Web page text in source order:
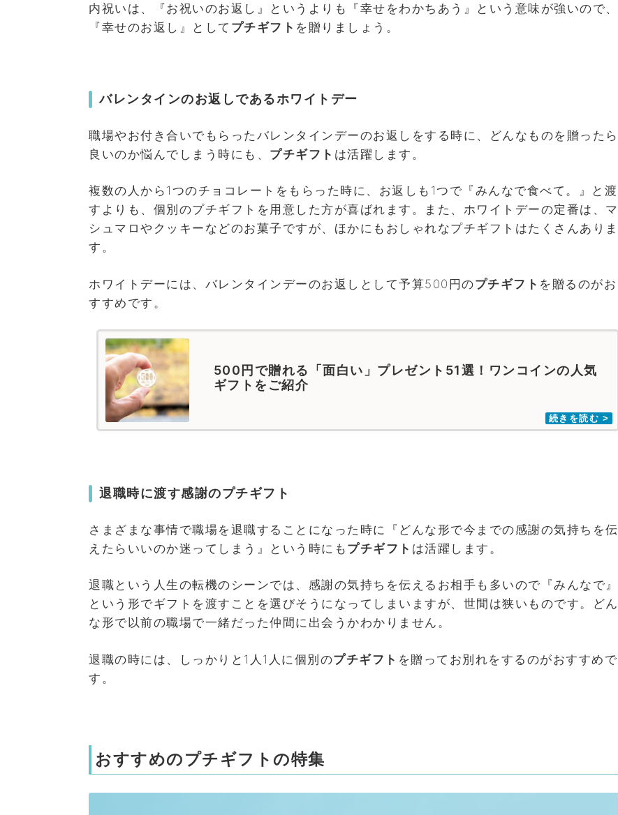
内祝いは、『お祝いのお返し』というよりも『幸せをわかちあう』という意味が強いので、
『幸せのお返し』として プチギフト を贈りましょう。
バレンタインのお返しであるホワイトデー
職場やお付き合いでもらったバレンタインデーのお返しをする時に、どんなものを贈ったら
良いのか悩んでしまう時にも、 プチギフト は活躍します。
複数の人から1つのチョコレートをもらった時に、お返しも1つで『みんなで食べて。』と渡
すよりも、個別のプチギフトを用意した方が喜ばれます。また、ホワイトデーの定番は、マ
シュマロやクッキーなどのお菓子ですが、ほかにもおしゃれなプチギフトはたくさんありま
す。
ホワイトデーには、バレンタインデーのお返しとして予算500円のプチギフト を贈るのがお
すすめです。
500円で贈れる「面白い」プレゼント51選！ワンコインの人気
ギフトをご紹介
退職時に渡す感謝のプチギフト
さまざまな事情で職場を退職することになった時に『どんな形で今までの感謝の気持ちを伝
えたらいいのか迷ってしまう』という時にも プチギフト は活躍します。
退職という人生の転機のシーンでは、感謝の気持ちを伝えるお相手も多いので『みんなで』
という形でギフトを渡すことを選びそうになってしまいますが、世間は狭いものです。どん
な形で以前の職場で一緒だった仲間に出会うかわかりません。
退職の時には、しっかりと1人1人に個別のプチギフト を贈ってお別れをするのがおすすめで
す。
おすすめのプチギフトの特集